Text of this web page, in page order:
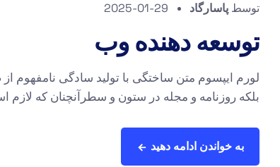
توسط پاسارگاد 2025-01-29
توسعه دهنده وب
لورم ایپسوم متن ساختگی با تولید سادگی نامفهوم
بلکه روزنامه و مجله در ستون و سطرآنچنان که لازم
به خواندن ادامه دهید